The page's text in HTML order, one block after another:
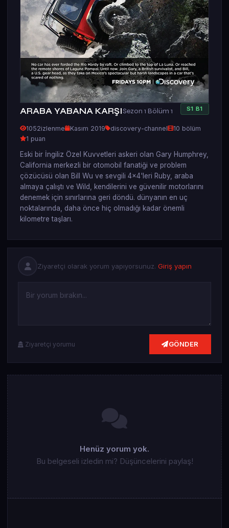
ARABA YABANA KARŞISezon 1 Bölüm 1 S1 B1
1052izlenme Kasım 2019 discovery-channel
10 bölüm
1 puan
Eski bir İngiliz Özel Kuvvetleri askeri olan Gary Humphrey,
California merkezli bir otomobil fanatiği ve problem
çözücüsü olan Bill Wu ve sevgili 4x4'leri Ruby, araba
almaya çalıştı ve Wild, kendilerini ve güvenilir motorlarını
denemek için sınırlarına geri döndü. dünyanın en uç
noktalarında, daha önce hiç olmadığı kadar önemli
kilometre taşları.
Ziyaretçi olarak yorum yapıyorsunuz. Giriş yapın
Ziyaretçi yorumu GÖNDER
Henüz yorum yok.
Bu belgeseli izledin mi? Düşüncelerini paylaş!